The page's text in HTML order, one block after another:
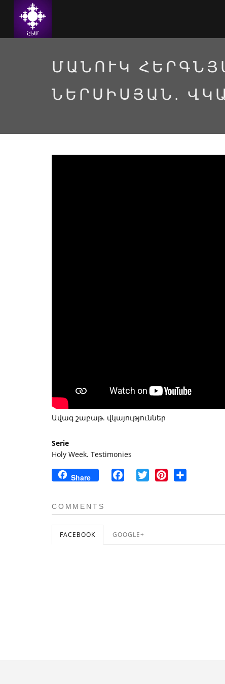
ՄԱՆՈՒԿ
ՆԵՐՍԻՍՅԱՆ.
Ավագ շաբաթ. վկայություններ
Serie
Holy Week. Testimonies
Share FacebookTwitter Pinterest
COMMENTS
FACEBOOK GOOGLE+